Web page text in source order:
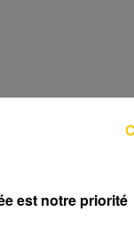
Brive, dans
les reportages
est notre priorité